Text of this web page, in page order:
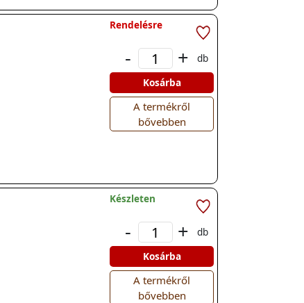
Rendelésre
- +
db
Kosárba
A termékről
bővebben
Készleten
- +
db
Kosárba
A termékről
bővebben